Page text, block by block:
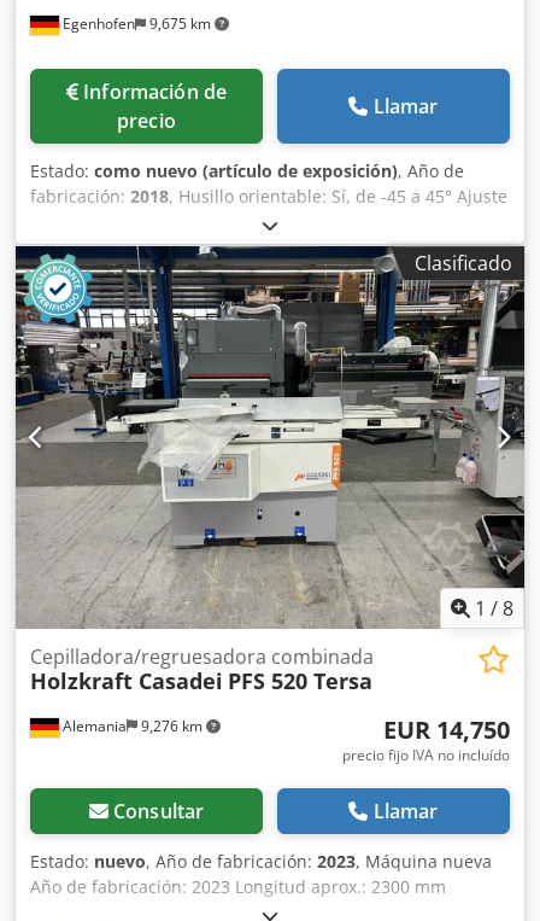
Egenhofen 9,675 km
Información de
precio
Llamar
Estado: como nuevo (artículo de exposición), Año de
fabricación: 2018, Husillo orientable: Sí, de -45 a 45° Ajuste
de altura: rueda manual Ajuste de orientación: rueda
manual Ajuste del tope: manual Indicador de altura:
contador mecánico Indicador del ángulo de orientación:
contador mecánico Indicador del tope de fresado:
contador mecánico Dksdpfogyzzmjx Al Rsr Diámetro del
husillo: 30 mm Velocidades de giro: 3000, 4500, 6000, 8000,
10000 RPM Potencia absorbida: 7 kW Freno del motor: Sí,
automático Conexión para la extracción de polvo: 1 x 120
mm, 2 x 80 mm Longitud de la máquina: 2500 mm Ancho
de la máquina: 1250 mm Peso: 510 kg
Clasificado
1 /8
Alemania 9,276 km
Cepilladora/regruesadora combinada
Holzkraft Casadei PFS 520 Tersa
EUR 14,750
precio fijo IVA no incluído
Consultar Llamar
Estado: nuevo, Año de fabricación: 2023, Máquina nueva
Año de fabricación: 2023 Longitud aprox.: 2300 mm
Ancho/profundidad aprox.: 1100 mm Peso aprox.: 980 kg